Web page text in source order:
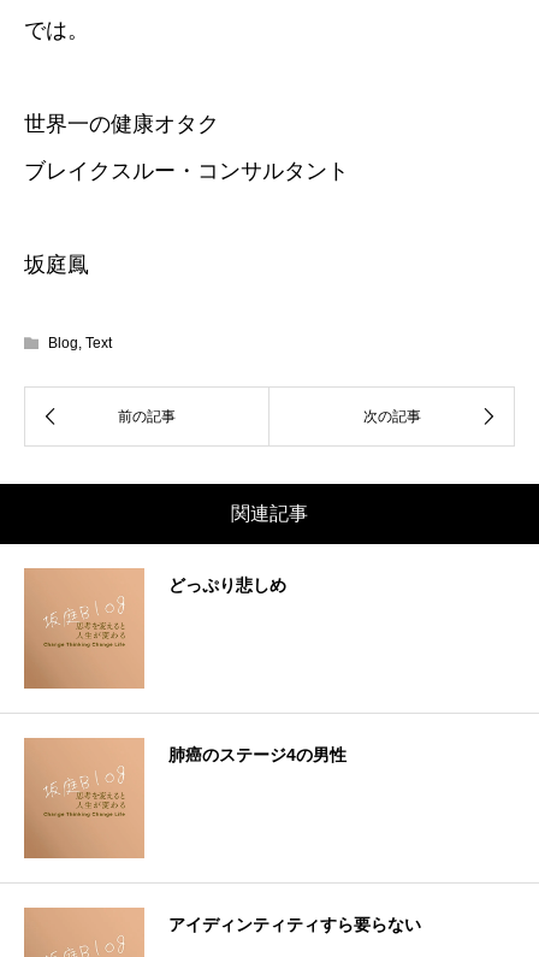
では。
世界一の健康オタク
ブレイクスルー・コンサルタント
坂庭鳳
Blog, Text
関連記事
どっぷり悲しめ
肺癌のステージ4の男性
アイディンティティすら要らない